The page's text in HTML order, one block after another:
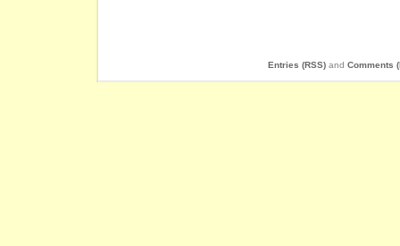
Entries (RSS) and Comments